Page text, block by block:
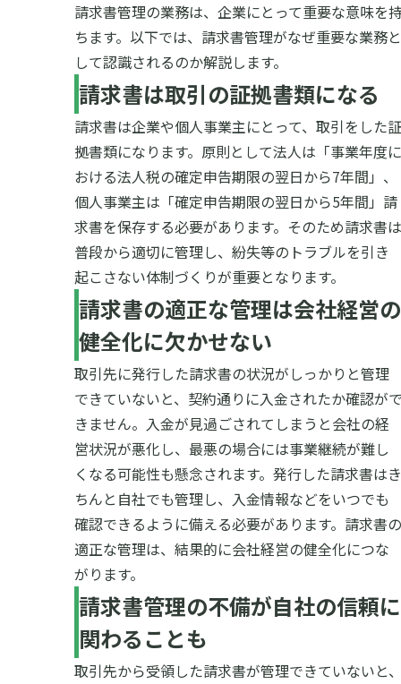
請求書管理の業務は、企業にとって重要な意味を
ちます。以下では、請求書管理がなぜ重要な業務と
して認識されるのか解説します。
請求書は取引の証拠書類になる
請求書は企業や個人事業主にとって、取引をした証
拠書類になります。原則として法人は「事業年度に
おける法人税の確定申告期限の翌日から7年間」、
個人事業主は「確定申告期限の翌日から5年間」請
求書を保存する必要があります。 そのため請求書は
普段から適切に管理し、紛失等のトラブルを引き
起こさない体制づくりが重要となります。
請求書の適正な管理は会社経営の
健全化に欠かせない
取引先に発行した請求書の状況がしっかりと管理
できていないと、契約通りに入金されたか確認が
きません。入金が見過ごされてしまうと会社の経
営状況が悪化し、最悪の場合には事業継続が難し
くなる可能性も懸念されます。 発行した請求書はき
ちんと自社でも管理し、入金情報などをいつでも
確認できるように備える必要があります。請求書の
適正な管理は、結果的に会社経営の健全化につな
がります。
請求書管理の不備が自社の信頼に
関わることも
取引先から受領した請求書が管理できていないと